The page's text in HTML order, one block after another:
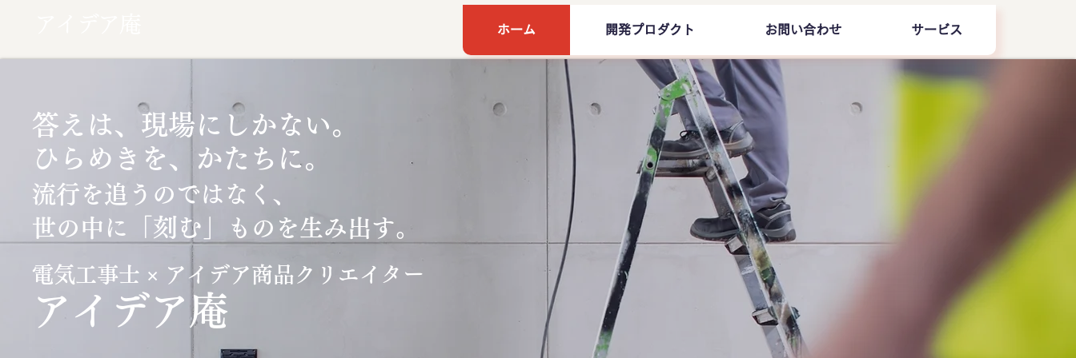
ホーム 開発プロダクト お問い合わせ サービス
ひらめきを、かたちに。
答えは、現場にしかない。
流行を追うのではなく、
世の中に
「刻む」 ものを生み出す。
電気工事士 × アイデア商品クリエイター
​アイデア庵